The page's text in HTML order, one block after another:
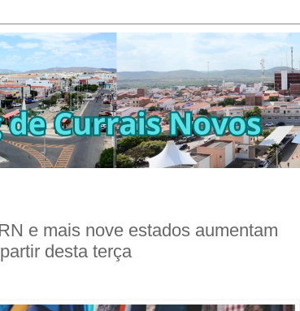
e mais nove estados aumentam
desta terça